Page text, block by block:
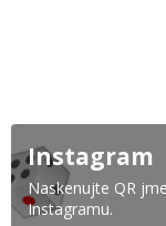
Instagram
Naskenujte QR
Instagramu.